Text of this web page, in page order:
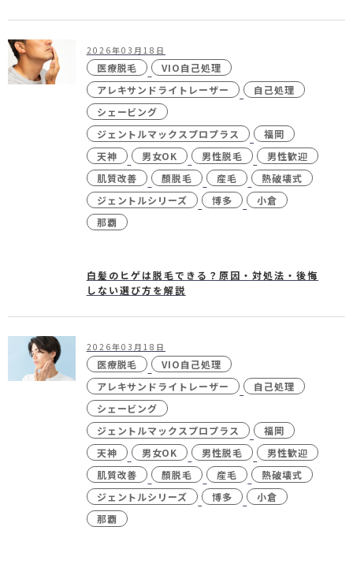
2026年03月18日
医療脱毛
VIO自己処理
アレキサンドライトレーザー
自己処理
シェービング
ジェントルマックスプロプラス
福岡
天神
男女OK 男性脱毛
男性歓迎
肌質改善
顏脱毛 産毛
熱破壊式
ジェントルシリーズ
博多
小倉
那覇
白髪のヒゲは脱毛できる？原因・対処法・後悔
しない選び方を解説
2026年03月18日
医療脱毛
VIO自己処理
アレキサンドライトレーザー
自己処理
シェービング
ジェントルマックスプロプラス
福岡
天神
男女OK 男性脱毛
男性歓迎
肌質改善
顏脱毛 産毛
熱破壊式
ジェントルシリーズ
博多
小倉
那覇